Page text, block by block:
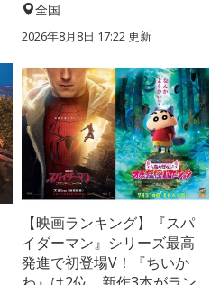
全国
2026年8月8日 17:22更新
【映画ランキング】『スパ
イダーマン』シリーズ最高
発進で初登場V！『ちいか